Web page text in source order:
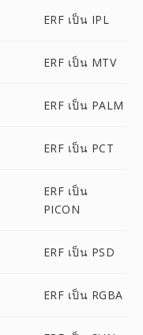
ERF เป็น IPL
ERF เป็น MTV
ERF เป็น PALM
ERF เป็น PCT
ERF เป็น
PICON
ERF เป็น PSD
ERF เป็น RGBA